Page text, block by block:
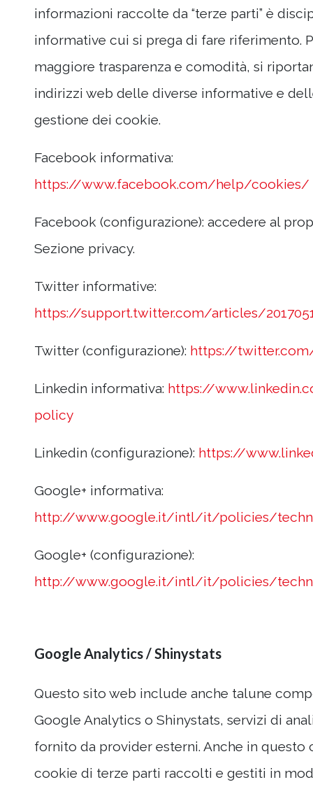
informazioni raccolte da “terze parti” è
informative cui si prega di fare riferimento.
maggiore trasparenza e comodità, si
indirizzi web delle diverse informative e
gestione dei cookie.
Facebook informativa:
https://www.facebook.com/help/cookies/
Facebook (configurazione): accedere al
Sezione privacy.
Twitter informative:
https://support.twitter.com/articles/
Twitter (configurazione): https://
Linkedin informativa: https://
policy
Linkedin (configurazione): https://
Google+ informativa:
http://www.google.it/intl/it/policies/
Google+ (configurazione):
http://www.google.it/intl/it/policies/
Google Analytics / Shinystats
Questo sito web include anche talune
Google Analytics o Shinystats, servizi di
fornito da provider esterni. Anche in questo
cookie di terze parti raccolti e gestiti in